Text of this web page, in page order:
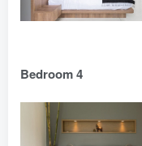
Bedroom 4